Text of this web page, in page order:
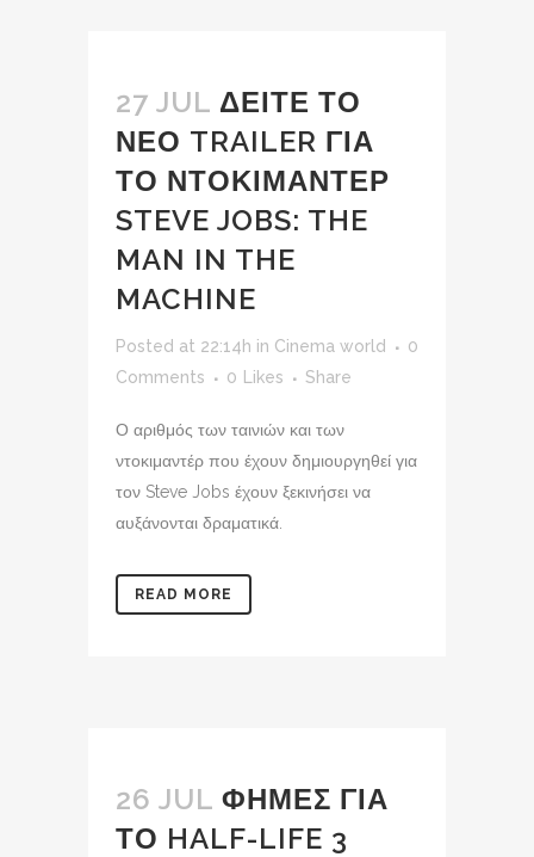
27 JUL ΔΕΙΤΕ ΤΟ
ΝΕΟ TRAILER ΓΙΑ
ΤΟ ΝΤΟΚΙΜΑΝΤΕΡ
STEVE JOBS: THE
MAN IN THE
MACHINE
Posted at 22:14h in Cinema world
0
Comments
0 Likes Share
Ο αριθμός των ταινιών και των
ντοκιμαντέρ που έχουν δημιουργηθεί για
τον Steve Jobs έχουν ξεκινήσει να
αυξάνονται δραματικά.
READ MORE
26 JUL ΦΗΜΕΣ ΓΙΑ
ΤΟ HALF-LIFE 3